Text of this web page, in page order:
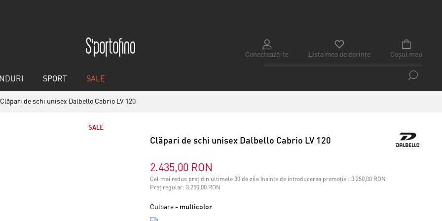
Conectează-te Coșul meu
Lista mea de dorințe
SPORT SALE
Clăpari de schi unisex Dalbello Cabrio LV 120
SALE
Clăpari de schi unisex Dalbello Cabrio LV 120
2.435,00 RON
Cel mai redus preț din ultimele 30 de zile înainte de introducerea promoției: 3.250,00 RON
Preț regular: 3.250,00 RON
Culoare - multicolor